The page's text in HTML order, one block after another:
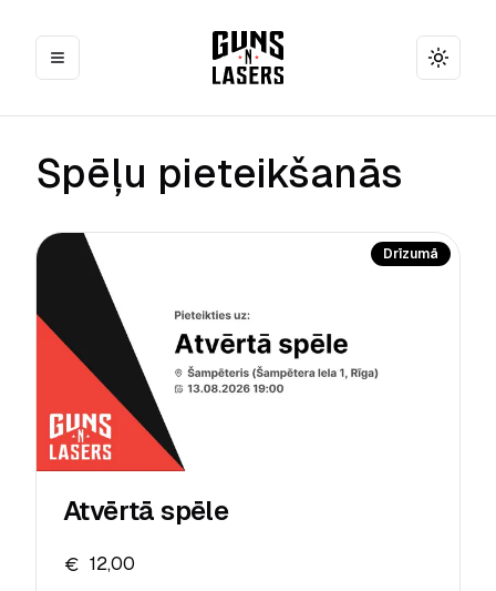
Toggle
Spēļu pieteikšanās
Drīzumā
Atvērtā spēle
12,00